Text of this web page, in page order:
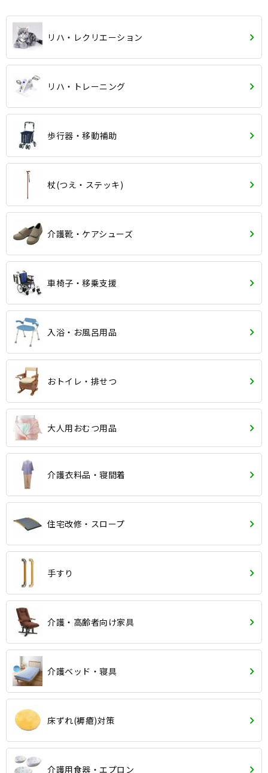
リハ・レクリエーション
リハ・トレーニング
歩行器・移動補助
杖(つえ・ステッキ)
介護靴・ケアシューズ
車椅子・移乗支援
入浴・お風呂用品
おトイレ・排せつ
大人用おむつ用品
介護衣料品・寝間着
住宅改修・スロープ
手すり
介護・高齢者向け家具
介護ベッド・寝具
床ずれ(褥瘡)対策
介護用食器・エプロン